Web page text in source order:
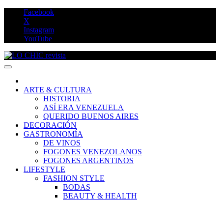
contenido
Facebook
X
Instagram
YouTube
ARTE & CULTURA
HISTORIA
ASÍ ERA VENEZUELA
QUERIDO BUENOS AIRES
DECORACIÓN
GASTRONOMÍA
DE VINOS
FOGONES VENEZOLANOS
FOGONES ARGENTINOS
LIFESTYLE
FASHION STYLE
BODAS
BEAUTY & HEALTH